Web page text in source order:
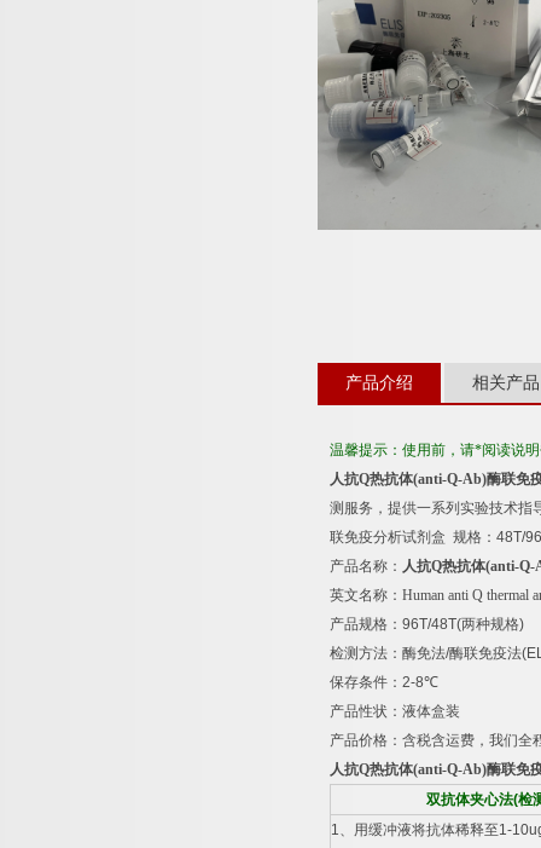
产品介绍 相关产品
温馨提示：使用前，请*阅读说
人抗Q热抗体(anti-Q-Ab)酶联免
测服务，提供一系列实验技术指
联免疫分析试剂盒 规格： 48T/
产品名称： 人抗Q热抗体(anti-Q-
英文名称： Human anti Q thermal
产品规格： 96T/48T(两种规格)
检测方法：酶免法/酶联免疫法
保存条件： 2-8℃
产品性状：液体盒装
产品价格：含税含运费，我们全
人抗Q热抗体(anti-Q-Ab)酶联免
双抗体夹心法(检
1、用缓冲液将抗体稀释至1-